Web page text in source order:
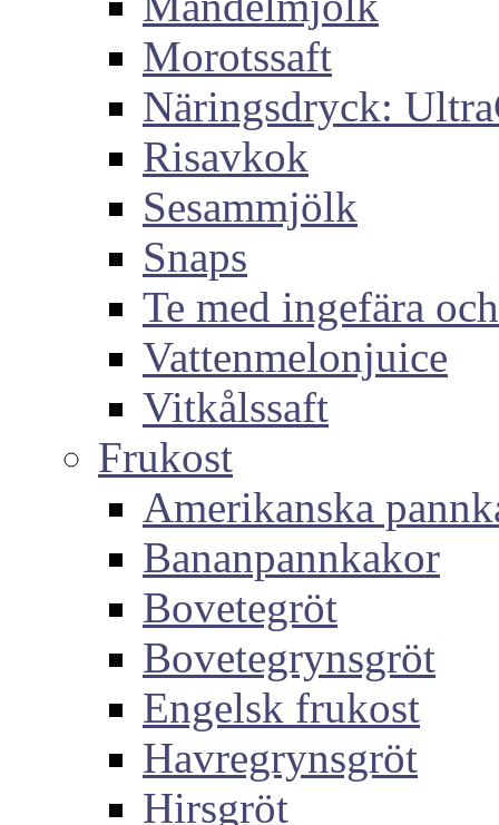
Morotssaft
Näringsdryck:
Risavkok
Sesammjölk
Snaps
Te med ingefära
Vattenmelonjuice
Vitkålssaft
Frukost
Amerikanska
Bananpannkakor
Bovetegröt
Bovetegrynsgröt
Engelsk frukost
Havregrynsgröt
Hirsgröt